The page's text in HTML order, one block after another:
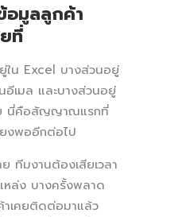
มูลลูกค้า
ที่
ใน Excel บางส่วนอยู่
อีเมล และบางส่วนอยู่
นี่คือสัญญาณแรกที่
งพออีกต่อไป
ทีมงานต้องเสียเวลา
หล่ง บางครั้งพลาด
าเคยติดต่อมาแล้ว